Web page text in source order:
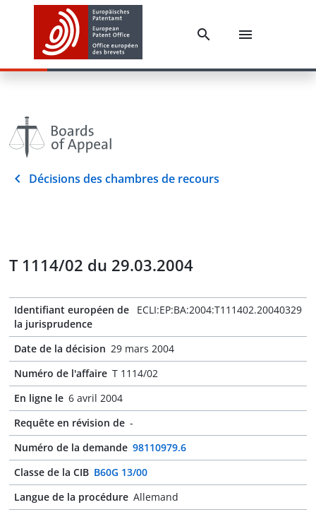
Décisions des chambres de recours
T 1114/02 du 29.03.2004
Identifiant européen de
la jurisprudence
ECLI:EP:BA:2004:T111402.20040329
Date de la décision 29 mars 2004
Numéro de l'affaire T 1114/02
En ligne le 6 avril 2004
Requête en révision de -
Numéro de la demande 98110979.6
Classe de la CIB B60G 13/00
Langue de la procédure Allemand